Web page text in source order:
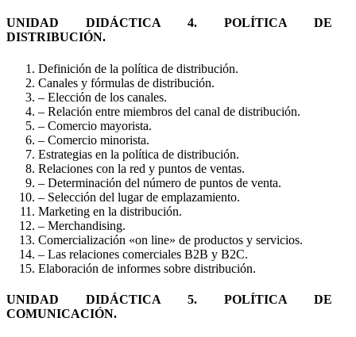
UNIDAD DIDÁCTICA 4. POLÍTICA DE
DISTRIBUCIÓN.
Definición de la política de distribución.
Canales y fórmulas de distribución.
– Elección de los canales.
– Relación entre miembros del canal de distribución.
– Comercio mayorista.
– Comercio minorista.
Estrategias en la política de distribución.
Relaciones con la red y puntos de ventas.
– Determinación del número de puntos de venta.
– Selección del lugar de emplazamiento.
Marketing en la distribución.
– Merchandising.
Comercialización «on line» de productos y servicios.
– Las relaciones comerciales B2B y B2C.
Elaboración de informes sobre distribución.
UNIDAD DIDÁCTICA 5. POLÍTICA DE
COMUNICACIÓN.